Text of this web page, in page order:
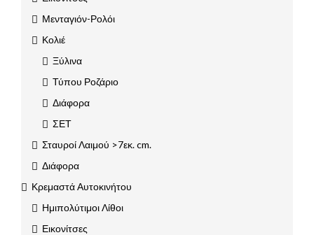
Μενταγιόν-Ρολόι
Κολιέ
Ξύλινα
Τύπου Ροζάριο
Διάφορα
ΣΕΤ
Σταυροί Λαιμού >7εκ. cm.
Διάφορα
Κρεμαστά Αυτοκινήτου
Ημιπολύτιμοι Λίθοι
Εικονίτσες